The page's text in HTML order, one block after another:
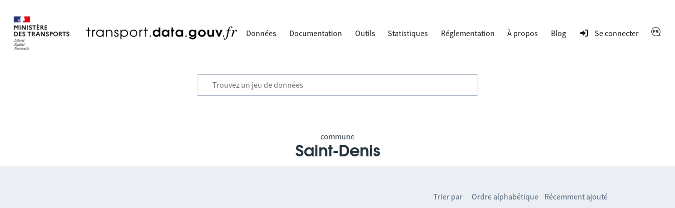
Données Documentation Outils Statistiques Réglementation À propos Blog Se connecter
commune
Saint-Denis
Trier par Ordre alphabétique Récemment ajouté